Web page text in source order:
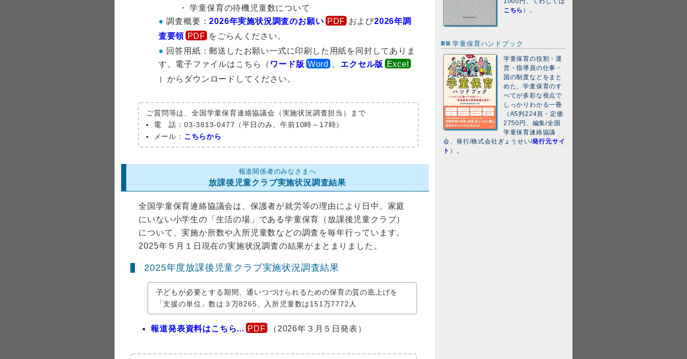
学童保育の待機児童数について
調査概要：2026年実施状況調査のお願い および2026年調
査要領
をごらんください。
回答用紙：郵送したお願い一式に印刷した用紙を同封してありま
す。電子ファイルはこちら（ ワード版 、 エクセル版
）からダウンロードしてください。
ご質問等は、全国学童保育連絡協議会（実施状況調査担当）まで
電 話： 03-3813-0477（平日のみ、午前10時～17時）
メール： こちらから
報道関係者のみなさまへ
放課後児童クラブ実施状況調査結果
全国学童保育連絡協議会は、保護者が就労等の理由により日中、家庭
にいない小学生の「生活の場」である学童保育（放課後児童クラブ）
について、実施か所数や入所児童数などの調査を毎年行っています。
2025年５月１日現在の実施状況調査の結果がまとまりました。
2025年度放課後児童クラブ実施状況調査結果
子どもが必要とする期間、通いつづけられるための保育の質の底上げを
「支援の単位」数は３万8265、入所児童数は151万7772人
報道発表資料はこちら... （2026年３月５日発表）
こちら ）。
新版学童保育ハンドブック
学童保育の役割・運
営・指導員の仕事・
国の制度などをまと
めた、学童保育のす
べてが多彩な視点で
しっかりわかる一冊
（A5判224頁・定価
2750円、編集/全国
学童保育連絡協議
会、発行/株式会社ぎょうせい/発行元サイ
ト ）。